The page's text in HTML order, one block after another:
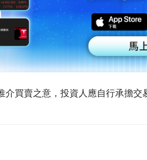
買賣之意，投資人應自行承擔交